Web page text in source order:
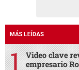
MÁS LEÍDAS
Video clave
empresario